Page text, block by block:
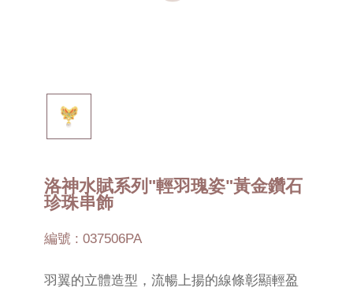
洛神水賦系列"輕羽瑰姿"黃金鑽石
珍珠串飾
編號 : 037506PA
羽翼的立體造型，流暢上揚的線條彰顯輕盈